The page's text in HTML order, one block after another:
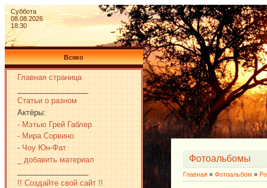
Суббота
08.08.2026
18:30
Всяко
Главная страница
Статьи о разном
Актёры:
- Мэтью Грей Габлер
- Мира Сорвино
- Чоу Юн-Фат
_ добавить материал
!! Создайте свой сайт !!
Фотоальбомы
Главная » Фотоальбом »